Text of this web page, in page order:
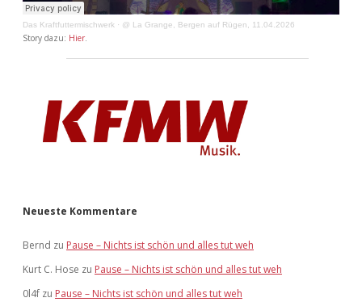
Das Kraftfuttermischwerk · @ La Grange, Bergen auf Rügen, 11.04.2026
Story dazu: Hier
Neueste Kommentare
Bernd zu Pause – Nichts ist schön und alles tut weh
Kurt C. Hose zu Pause – Nichts ist schön und alles tut weh
0l4f zu Pause – Nichts ist schön und alles tut weh